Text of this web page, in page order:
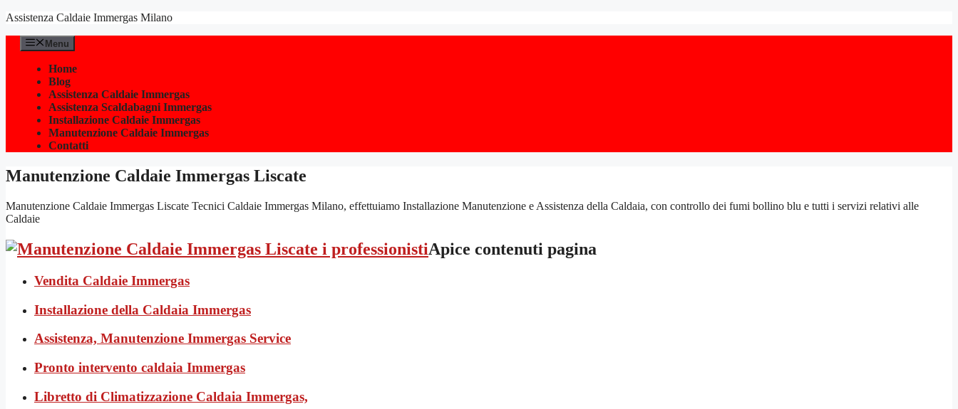
Vai
contenuto
Assistenza Caldaie Immergas Milano
Menu
Home
Blog
Assistenza Caldaie Immergas
Assistenza Scaldabagni Immergas
Installazione Caldaie Immergas
Manutenzione Caldaie Immergas
Contatti
Manutenzione Caldaie Immergas Liscate
Manutenzione Caldaie Immergas Liscate Tecnici Caldaie Immergas Milano, effettuiamo Installazione Manutenzione e Assistenza della Caldaia, con controllo dei fumi bollino blu e tutti i servizi relativi alle
Caldaie
Apice contenuti pagina
Vendita Caldaie Immergas
Installazione della Caldaia Immergas
Assistenza, Manutenzione Immergas Service
Pronto intervento caldaia Immergas
Libretto di Climatizzazione Caldaia Immergas,